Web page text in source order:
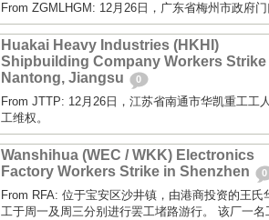
From ZGMLHGM: 12月26日，广东省梅州市政府
Huakai Heavy Industries (HKHI)
Shipbuilding Company Workers Strike
Nantong, Jiangsu
0
From JTTP: 12月26日，江苏省南通市华凯重工工
工维权。
Wanshihua (WEC / WKK) Electronics
Factory Workers Strike in Shenzhen
0
From RFA: 位于宝安区沙井镇，由港商投资的王
工于周一及周三分别进行罢工堵路游行。 该厂一